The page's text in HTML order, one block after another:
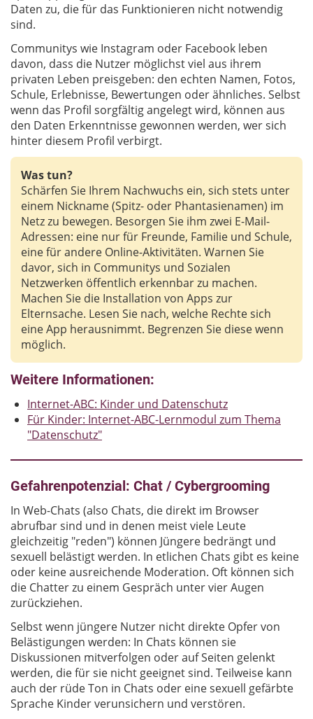
Daten zu, die für das Funktionieren nicht notwendig
sind.
Communitys wie Instagram oder Facebook leben
davon, dass die Nutzer möglichst viel aus ihrem
privaten Leben preisgeben: den echten Namen, Fotos,
Schule, Erlebnisse, Bewertungen oder ähnliches. Selbst
wenn das Profil sorgfältig angelegt wird, können aus
den Daten Erkenntnisse gewonnen werden, wer sich
hinter diesem Profil verbirgt.
Was tun?
Schärfen Sie Ihrem Nachwuchs ein, sich stets unter
einem Nickname (Spitz- oder Phantasienamen) im
Netz zu bewegen. Besorgen Sie ihm zwei E-Mail-
Adressen: eine nur für Freunde, Familie und Schule,
eine für andere Online-Aktivitäten. Warnen Sie
davor, sich in Communitys und Sozialen
Netzwerken öffentlich erkennbar zu machen.
Machen Sie die Installation von Apps zur
Elternsache. Lesen Sie nach, welche Rechte sich
eine App herausnimmt. Begrenzen Sie diese wenn
möglich.
Weitere Informationen:
Internet-ABC: Kinder und Datenschutz
Für Kinder: Internet-ABC-Lernmodul zum Thema
"Datenschutz"
Gefahrenpotenzial: Chat / Cybergrooming
In Web-Chats (also Chats, die direkt im Browser
abrufbar sind und in denen meist viele Leute
gleichzeitig "reden") können Jüngere bedrängt und
sexuell belästigt werden. In etlichen Chats gibt es keine
oder keine ausreichende Moderation. Oft können sich
die Chatter zu einem Gespräch unter vier Augen
zurückziehen.
Selbst wenn jüngere Nutzer nicht direkte Opfer von
Belästigungen werden: In Chats können sie
Diskussionen mitverfolgen oder auf Seiten gelenkt
werden, die für sie nicht geeignet sind. Teilweise kann
auch der rüde Ton in Chats oder eine sexuell gefärbte
Sprache Kinder verunsichern und verstören.